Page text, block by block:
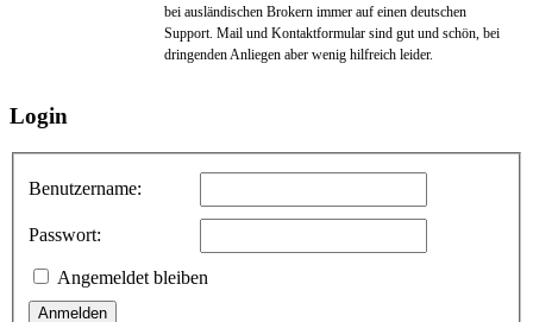
bei ausländischen Brokern immer auf einen deutschen
Support. Mail und Kontaktformular sind gut und schön, bei
dringenden Anliegen aber wenig hilfreich leider.
Login
Benutzername:
Passwort:
Angemeldet bleiben
Anmelden